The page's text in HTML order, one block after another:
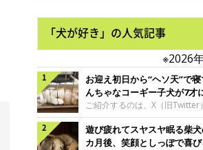
「犬が好き」の人気記事
※2026
お迎え初日から“ヘソ天”で
んちゃなコーギー子犬が7才
コ“コーギースマイル”が魅
長！
ご紹介するのは、X（旧Twitter
＠Kus1oKg2vsgdWS2さんの愛
シュ・コーギー・ペンブロー
ん。今年の8月で7才になるとい
遊び疲れてスヤスヤ眠る柴
カ月後、笑顔としっぽで喜